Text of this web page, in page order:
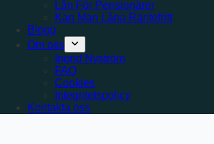
Lån För Pensionärer
Kan Man Låna Räntefritt
Blogg
Om oss
Ingrid Nyström
FAQ
Cookies
Integritetspolicy
Kontakta oss